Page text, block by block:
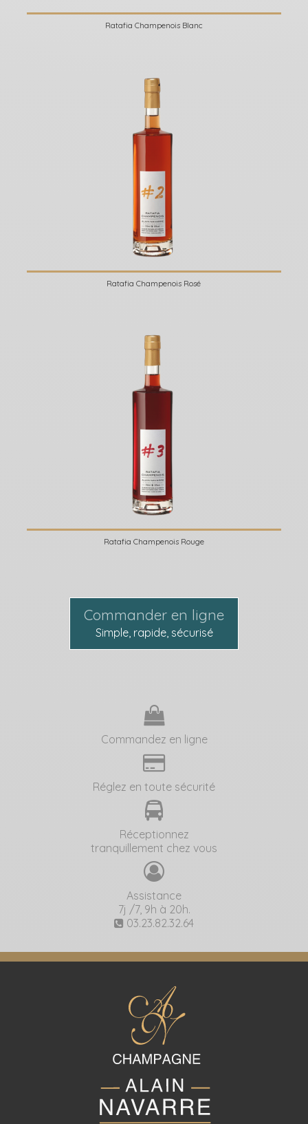
Ratafia Champenois Blanc
Ratafia Champenois Rosé
Ratafia Champenois Rouge
Commander en ligne
Simple, rapide, sécurisé
Commandez en ligne
Réglez en toute sécurité
Réceptionnez
tranquillement chez vous
Assistance
7j /7, 9h à 20h.
03.23.82.32.64